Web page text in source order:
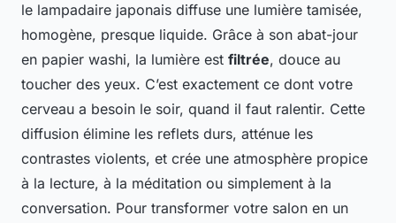
le lampadaire japonais diffuse une lumière tamisée,
homogène, presque liquide. Grâce à son abat-jour
en papier washi, la lumière est filtrée, douce au
toucher des yeux. C’est exactement ce dont votre
cerveau a besoin le soir, quand il faut ralentir. Cette
diffusion élimine les reflets durs, atténue les
contrastes violents, et crée une atmosphère propice
à la lecture, à la méditation ou simplement à la
conversation. Pour transformer votre salon en un